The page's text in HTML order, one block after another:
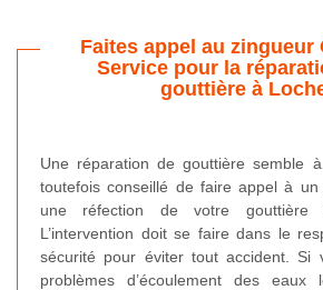
Faites appel au zingueur
Service pour la
gouttière à
Une réparation de gouttière semble
toutefois conseillé de faire appel à un
une réfection de votre gouttière
L’intervention doit se faire dans le
sécurité pour éviter tout accident. Si
problèmes d’écoulement des